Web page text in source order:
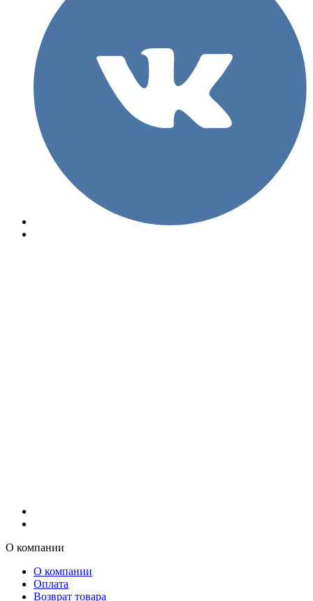
О компании
О компании
Оплата
Возврат товара